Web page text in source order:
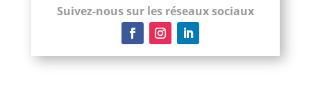
Suivez-nous sur les réseaux sociaux